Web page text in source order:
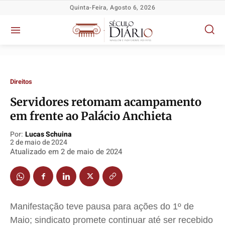
Socioeconômicas
TV Século
Justiça
Educação
Socioeconômicas
TV Século
Justiça
Educação
Socioeconômicas
TV Século
Justiça
Educação
Socioeconômicas
TV Século
Justiça
Educação
Quinta-Feira, Agosto 6, 2026
Direitos
Servidores retomam acampamento
em frente ao Palácio Anchieta
Por: Lucas Schuina
2 de maio de 2024
Atualizado em 2 de maio de 2024
Manifestação teve pausa para ações do 1º de
Maio; sindicato promete continuar até ser recebido